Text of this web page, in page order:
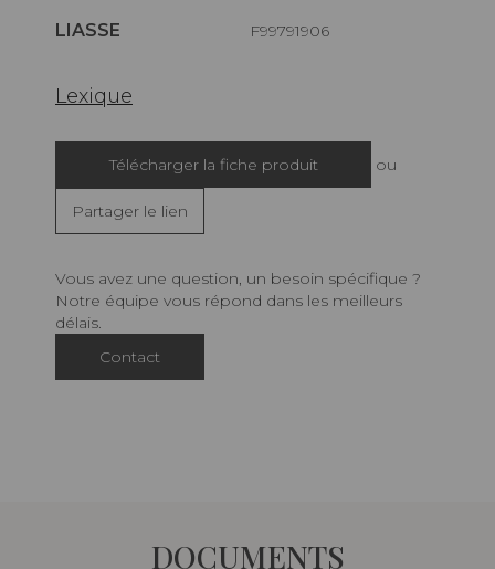
LIASSE F99791906
Lexique
Télécharger la fiche produit ou
Partager le lien
Vous avez une question, un besoin spécifique ?
Notre équipe vous répond dans les meilleurs
délais.
Contact
DOCUMENTS